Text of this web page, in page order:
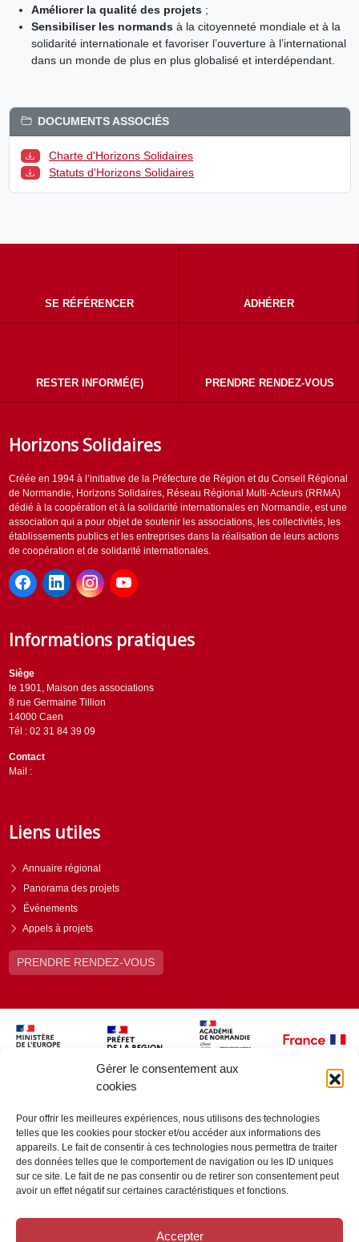
Gérer le consentement aux
cookies
Pour offrir les meilleures expériences, nous utilisons des technologies
telles que les cookies pour stocker et/ou accéder aux informations des
appareils. Le fait de consentir à ces technologies nous permettra de traiter
des données telles que le comportement de navigation ou les ID uniques
sur ce site. Le fait de ne pas consentir ou de retirer son consentement peut
avoir un effet négatif sur certaines caractéristiques et fonctions.
Accepter
Améliorer la qualité des projets;
Sensibiliser les normandsà la citoyenneté mondiale et à la
solidarité internationale et favoriser l’ouverture à l’international
dans un monde de plus en plus globalisé et interdépendant.
DOCUMENTS ASSOCIÉS
Charte d'Horizons Solidaires
Statuts d'Horizons Solidaires
SE RÉFÉRENCER ADHÉRER
RESTER INFORMÉ(E) PRENDRE RENDEZ-VOUS
Horizons Solidaires
Créée en 1994 à l’initiative de la Préfecture de Région et du Conseil Régional
de Normandie, Horizons Solidaires, Réseau Régional Multi-Acteurs (RRMA)
dédié à la coopération et à la solidarité internationales en Normandie, est une
association qui a pour objet de soutenir les associations, les collectivités, les
établissements publics et les entreprises dans la réalisation de leurs actions
de coopération et de solidarité internationales.
Informations pratiques
Siège
le 1901, Maison des associations
8 rue Germaine Tillion
14000 Caen
Tél : 02 31 84 39 09
Contact
Mail :
Liens utiles
Annuaire régional
Panorama des projets
Événements
Appels à projets
PRENDRE RENDEZ-VOUS